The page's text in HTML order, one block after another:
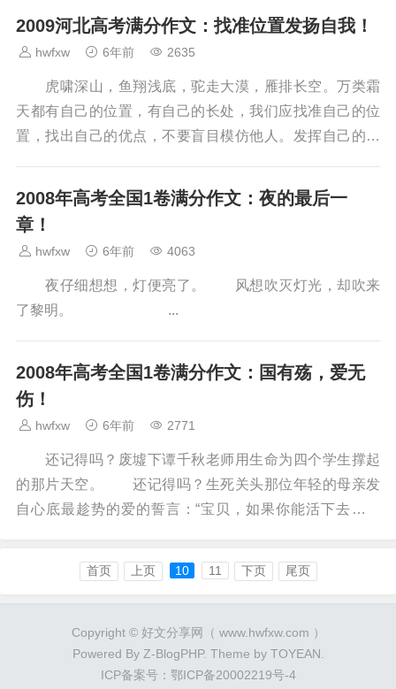
2009河北高考满分作文：找准位置发扬自我！
hwfxw 6年前 2635
虎啸深山，鱼翔浅底，驼走大漠，雁排长空。万类霜
天都有自己的位置，有自己的长处，我们应找准自己的位
置，找出自己的优点，不要盲目模仿他人。发挥自己的长
2008年高考全国1卷满分作文：夜的最后一
章！
hwfxw 6年前 4063
夜仔细想想，灯便亮了。 风想吹灭灯光，却吹来
了黎明。 ...
2008年高考全国1卷满分作文：国有殇，爱无
伤！
hwfxw 6年前 2771
还记得吗？废墟下谭千秋老师用生命为四个学生撑起
的那片天空。 还记得吗？生死关头那位年轻的母亲发
自心底最趁势的爱的誓言：“宝贝，如果你能活下去，记
首页 上页 10 11 下页 尾页
Copyright © 好文分享网（ www.hwfxw.com ）
Powered By Z-BlogPHP. Theme by TOYEAN
ICP备案号：鄂ICP备20002219号-4